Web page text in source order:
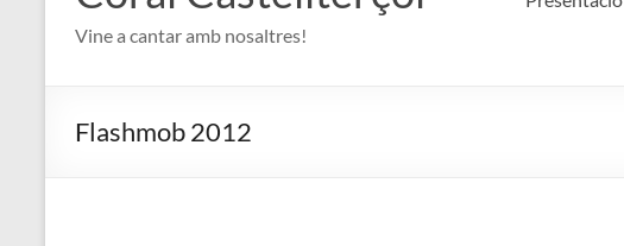
Vine a cantar amb nosaltres!
Flashmob 2012